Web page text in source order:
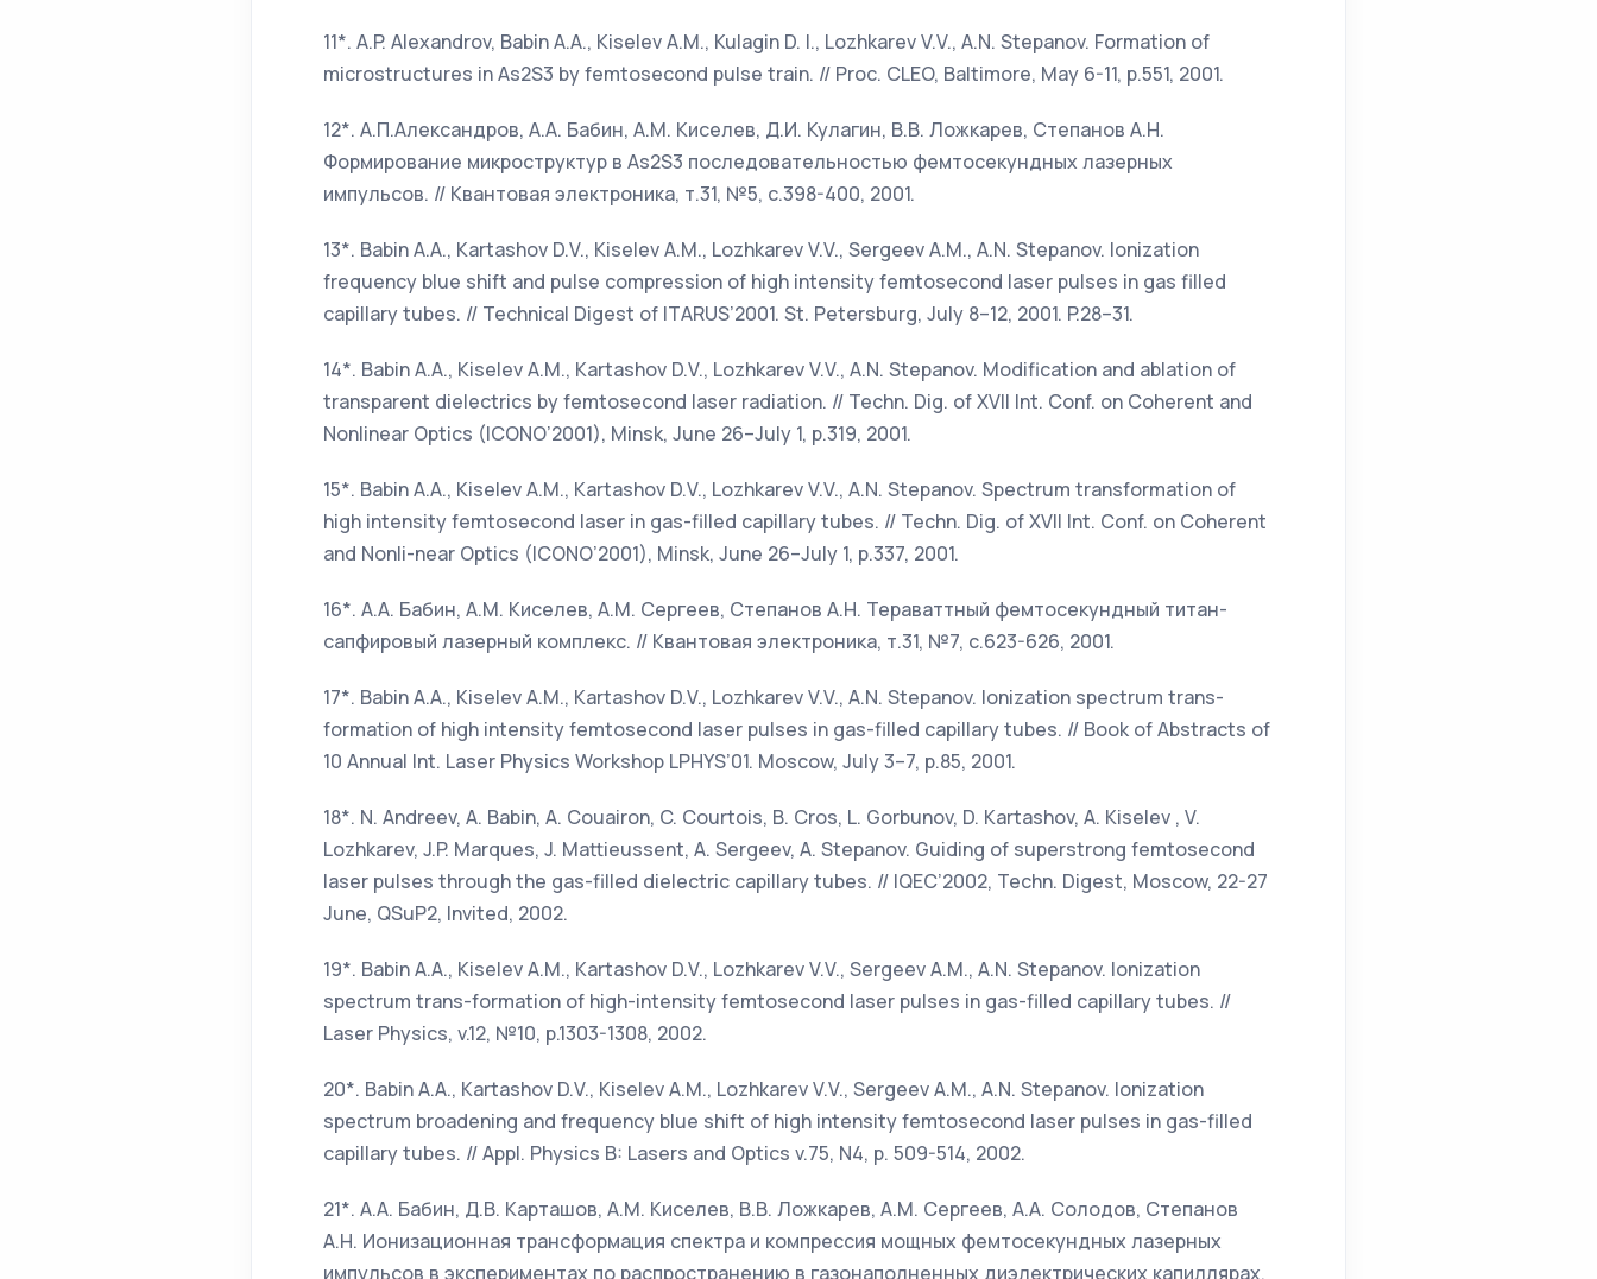
11*. A.P. Alexandrov, Babin A.A., Kiselev A.M., Kulagin D. I., Lozhkarev V.V., A.N. Stepanov. Formation of
microstructures in As2S3 by femtosecond pulse train. // Proc. CLEO, Baltimore, May 6-11, p.551, 2001.
12*. А.П.Александров, А.А. Бабин, А.М. Киселев, Д.И. Кулагин, В.В. Ложкарев, Степанов А.Н.
Формирование микроструктур в As2S3 последовательностью фемтосекундных лазерных
импульсов. // Квантовая электроника, т.31, №5, с.398-400, 2001.
13*. Babin A.A., Kartashov D.V., Kiselev A.M., Lozhkarev V.V., Sergeev A.M., A.N. Stepanov. Ionization
frequency blue shift and pulse compression of high intensity femtosecond laser pulses in gas filled
capillary tubes. // Technical Digest of ITARUS’2001. St. Petersburg, July 8–12, 2001. P.28–31.
14*. Babin A.A., Kiselev A.M., Kartashov D.V., Lozhkarev V.V., A.N. Stepanov. Modification and ablation of
transparent dielectrics by femtosecond laser radiation. // Techn. Dig. of XVII Int. Conf. on Coherent and
Nonlinear Optics (ICONO’2001), Minsk, June 26–July 1, p.319, 2001.
15*. Babin A.A., Kiselev A.M., Kartashov D.V., Lozhkarev V.V., A.N. Stepanov. Spectrum transformation of
high intensity femtosecond laser in gas-filled capillary tubes. // Techn. Dig. of XVII Int. Conf. on Coherent
and Nonli-near Optics (ICONO’2001), Minsk, June 26–July 1, p.337, 2001.
16*. А.А. Бабин, А.М. Киселев, А.М. Сергеев, Степанов А.Н. Тераваттный фемтосекундный титан-
сапфировый лазерный комплекс. // Квантовая электроника, т.31, №7, с.623-626, 2001.
17*. Babin A.A., Kiselev A.M., Kartashov D.V., Lozhkarev V.V., A.N. Stepanov. Ionization spectrum trans-
formation of high intensity femtosecond laser pulses in gas-filled capillary tubes. // Book of Abstracts of
10 Annual Int. Laser Physics Workshop LPHYS’01. Moscow, July 3–7, p.85, 2001.
18*. N. Andreev, A. Babin, A. Couairon, C. Courtois, B. Cros, L. Gorbunov, D. Kartashov, A. Kiselev , V.
Lozhkarev, J.P. Marques, J. Mattieussent, A. Sergeev, A. Stepanov. Guiding of superstrong femtosecond
laser pulses through the gas-filled dielectric capillary tubes. // IQEC’2002, Techn. Digest, Moscow, 22-27
June, QSuP2, Invited, 2002.
19*. Babin A.A., Kiselev A.M., Kartashov D.V., Lozhkarev V.V., Sergeev A.M., A.N. Stepanov. Ionization
spectrum trans-formation of high-intensity femtosecond laser pulses in gas-filled capillary tubes. //
Laser Physics, v.12, №10, p.1303-1308, 2002.
20*. Babin A.A., Kartashov D.V., Kiselev A.M., Lozhkarev V.V., Sergeev A.M., A.N. Stepanov. Ionization
spectrum broadening and frequency blue shift of high intensity femtosecond laser pulses in gas-filled
capillary tubes. // Appl. Physics B: Lasers and Optics v.75, N4, p. 509-514, 2002.
21*. А.А. Бабин, Д.В. Карташов, А.М. Киселев, В.В. Ложкарев, А.М. Сергеев, А.А. Солодов, Степанов
А.Н. Ионизационная трансформация спектра и компрессия мощных фемтосекундных лазерных
импульсов в экспериментах по распространению в газонаполненных диэлектрических капиллярах.